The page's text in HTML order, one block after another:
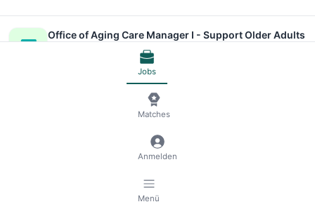
Office of Aging Care Manager I - Support Older Adults
Lock Haven
2026-08-06 19:47:12.0
Williamsport, Vereinigte Staaten Von
Jobs
Matches
Anmelden
Menü